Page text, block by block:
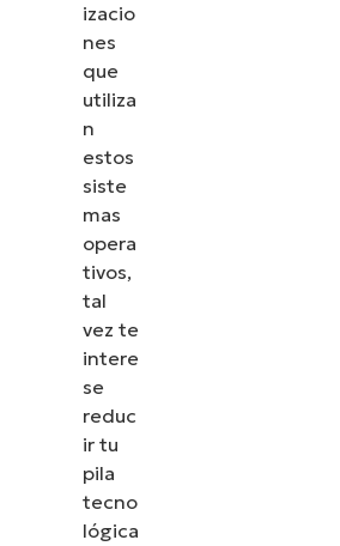
izacio
nes
que
utiliza
n
estos
siste
mas
opera
tivos,
tal
vez te
intere
se
reduc
ir tu
pila
tecno
lógica